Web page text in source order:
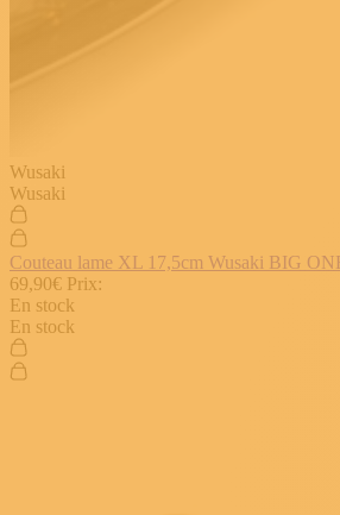
Wusaki
Wusaki
Couteau lame XL 17,5cm Wusaki BIG
69,90€ Prix:
En stock
En stock